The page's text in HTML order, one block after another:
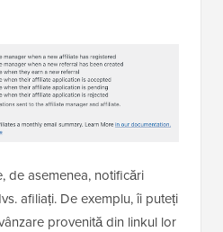
de asemenea, notificări
afiliați. De exemplu, îi puteți
provenită din linkul lor